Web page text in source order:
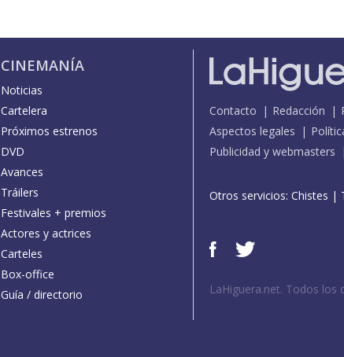
CINEMANÍA
Noticias
Cartelera
Próximos estrenos
DVD
Avances
Tráilers
Festivales + premios
Actores y actrices
Carteles
Box-office
Guía / directorio
Contacto Redacción
Aspectos legales
Publicidad y webmasters
Otros servicios: Chistes |
LaHiguera.net. Todos los